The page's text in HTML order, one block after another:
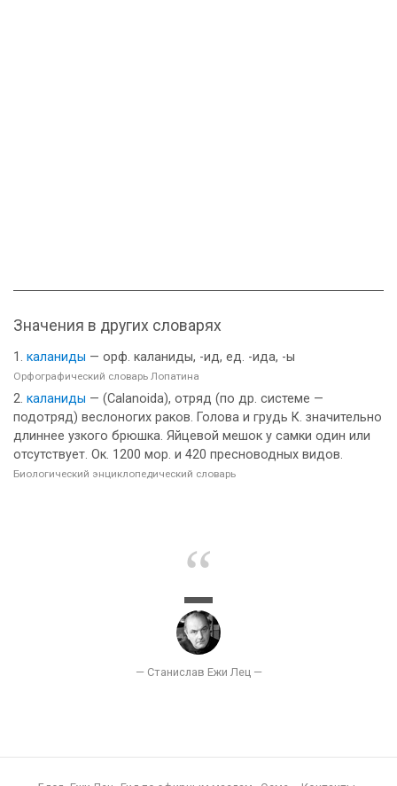
Значения в других словарях
каланиды — орф. каланиды, -ид, ед. -ида, -ы
Орфографический словарь Лопатина
каланиды — (Calanoida), отряд (по др. системе —
подотряд) веслоногих раков. Голова и грудь К. значительно
длиннее узкого брюшка. Яйцевой мешок у самки один или
отсутствует. Ок. 1200 мор. и 420 пресноводных видов.
Биологический энциклопедический словарь